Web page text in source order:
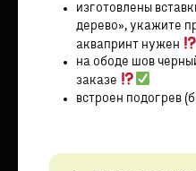
изготовлены
дерево», укажите
аквапринт нужен
на ободе шов
заказе
встроен подогрев